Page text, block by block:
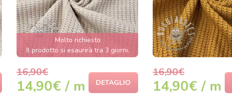
Molto richiesto
Il prodotto si esaurirà tra 3 giorni.
16,90€
14,90€ / m DETAGLIO
16,90€
14,90€ / m